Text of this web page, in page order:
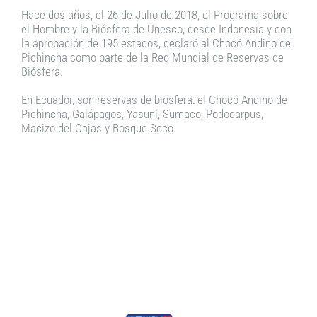
Hace dos años, el 26 de Julio de 2018, el Programa sobre
el Hombre y la Biósfera de Unesco, desde Indonesia y con
la aprobación de 195 estados, declaró al Chocó Andino de
Pichincha como parte de la Red Mundial de Reservas de
Biósfera.
En Ecuador, son reservas de biósfera: el Chocó Andino de
Pichincha, Galápagos, Yasuní, Sumaco, Podocarpus,
Macizo del Cajas y Bosque Seco.